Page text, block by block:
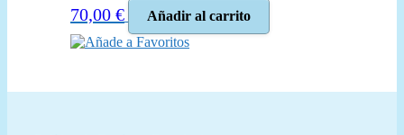
70,00 €
Añadir al carrito
Añade a Favoritos